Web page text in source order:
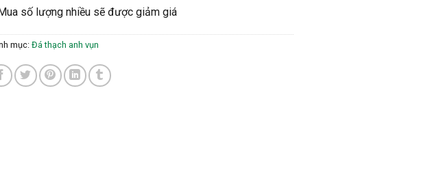
số lượng nhiều sẽ được giảm giá
mục:Đá thạch anh vụn